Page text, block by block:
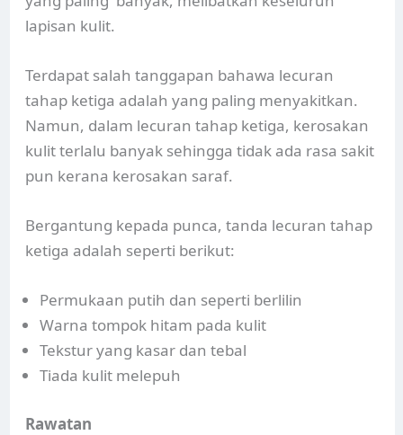
lapisan kulit.
Terdapat salah tanggapan bahawa lecuran
tahap ketiga adalah yang paling menyakitkan.
Namun, dalam lecuran tahap ketiga, kerosakan
kulit terlalu banyak sehingga tidak ada rasa sakit
pun kerana kerosakan saraf.
Bergantung kepada punca, tanda lecuran tahap
ketiga adalah seperti berikut:
Permukaan putih dan seperti berlilin
Warna tompok hitam pada kulit
Tekstur yang kasar dan tebal
Tiada kulit melepuh
Rawatan